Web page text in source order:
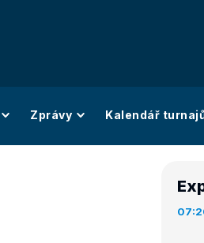
Zprávy Kalendář